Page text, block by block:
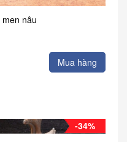
nâu
Mua hàng
-34%